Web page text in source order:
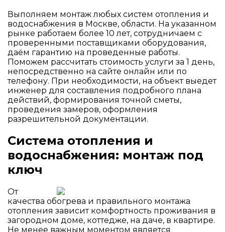
Выполняем монтаж любых систем отопления и
водоснабжения в Москве, области. На указанном
рынке работаем более 10 лет, сотрудничаем с
проверенными поставщиками оборудования,
даём гарантию на проведенные работы.
Поможем рассчитать стоимость услуги за 1 день,
непосредственно на сайте онлайн или по
телефону. При необходимости, на объект выедет
инженер для составления подробного плана
действий, формирования точной сметы,
проведения замеров, оформления
разрешительной документации.
Система отопления и
водоснабжения: монтаж под
ключ
От
качества обогрева и правильного монтажа
отопления зависит комфортность проживания в
загородном доме, коттедже, на даче, в квартире.
Не менее важным моментом является